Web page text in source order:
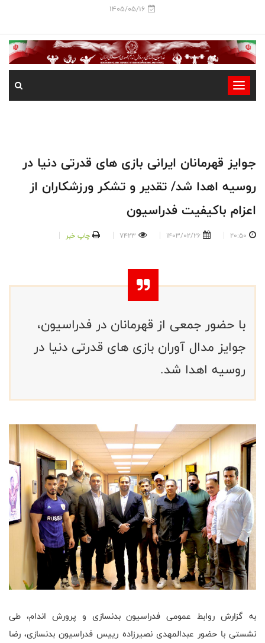
1405/05/16
-
-
-
-
جوایز قهرمانان ایرانی بازی های قدرتی دنیا در
روسیه اهدا شد/ تقدیر و تشکر ورزشکاران از
اعزام باکیفیت فدراسیون
20:50
1403/02/26
7423 چاپ خبر
با حضور جمعی از قهرمانان در فدراسیون،
جوایز مدال آوران بازی های قدرتی دنیا در
روسیه اهدا شد.
به گزارش روابط عمومی فدراسیون بدنسازی و پرورش اندام، طی
نشستی با حضور عبدالمهدی نصیرزاده رییس فدراسیون بدنسازی، رضا